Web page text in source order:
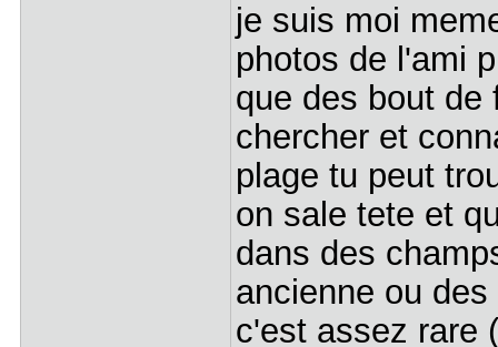
je suis moi
photos de l'ami
que des bout de
chercher et
plage tu peut
on sale tete et
dans des
ancienne ou
c'est assez rare